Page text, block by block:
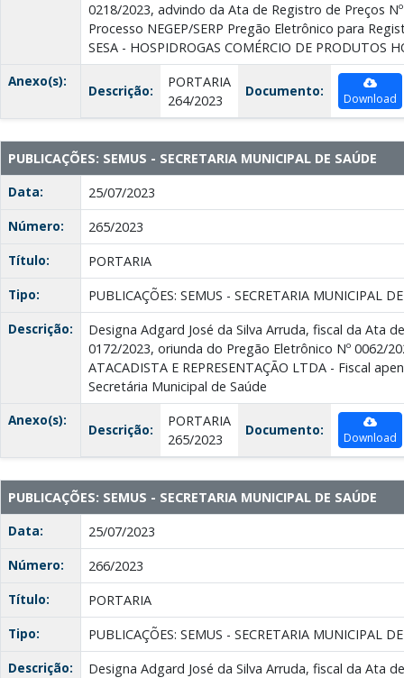
0218/2023, advindo da Ata de Registro de Preços
Processo NEGEP/SERP Pregão Eletrônico para
SESA - HOSPIDROGAS COMÉRCIO DE PRODUTOS
Anexo(s):
Descrição:
PORTARIA
264/2023
Documento: Download
PUBLICAÇÕES: SEMUS - SECRETARIA MUNICIPAL DE SAÚDE
Data:
25/07/2023
Número:
265/2023
Título:
PORTARIA
Tipo:
PUBLICAÇÕES: SEMUS - SECRETARIA MUNICIPAL
Descrição:
Designa Adgard José da Silva Arruda, fiscal da Ata
0172/2023, oriunda do Pregão Eletrônico Nº 0062/
ATACADISTA E REPRESENTAÇÃO LTDA - Fiscal
Secretária Municipal de Saúde
Anexo(s):
Descrição:
PORTARIA
265/2023
Documento: Download
PUBLICAÇÕES: SEMUS - SECRETARIA MUNICIPAL DE SAÚDE
Data:
25/07/2023
Número:
266/2023
Título:
PORTARIA
Tipo:
PUBLICAÇÕES: SEMUS - SECRETARIA MUNICIPAL
Descrição:
Designa Adgard José da Silva Arruda, fiscal da Ata